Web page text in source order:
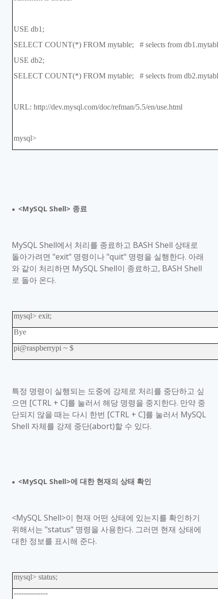
USE db1;
SELECT COUNT(*) FROM mytable; # selects from
USE db2;
SELECT COUNT(*) FROM mytable; # selects from
URL: http://dev.mysql.com/doc/refman/5.5/en/use.html
mysql>
● <MySQL Shell> 종료
MySQL Shell에서 처리를 종료하고 BASH Shell 상태로
돌아가려면 "exit" 명령이나"quit" 명령을 실행한다. 아래
와 같이 처리하면 MySQL Shell이 종료하고, BASH Shell
로 돌아 온다.
mysql> exit;
Bye
pi@raspberrypi ~ $
특정 명령이 실행되는 도중에 강제로 처리를 중단하고 싶
으면 [CTRL + C]를 눌러서 해당 명령을 중지한다. 만약 중
단되지 않을 때는 다시 한번 [CTRL + C]를 눌러서 MySQL
Shell 자체를 강제 중단(abort)할 수 있다.
● <MySQL Shell>에 대한 현재의 상태 확인
<MySQL Shell>이 현재 어떤 상태에 있는지를 확인하기
위해서는 "status" 명령을 사용한다. 그러면 현재 상태에
대한 정보를 표시해 준다.
mysql> status;
--------------